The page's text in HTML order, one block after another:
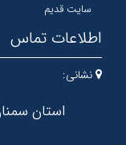
سایت قدیم
اطلاعات تماس
نشانی:
استان